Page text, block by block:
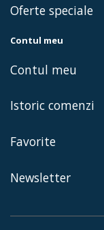
Oferte speciale
Contul meu
Contul meu
Istoric comenzi
Favorite
Newsletter